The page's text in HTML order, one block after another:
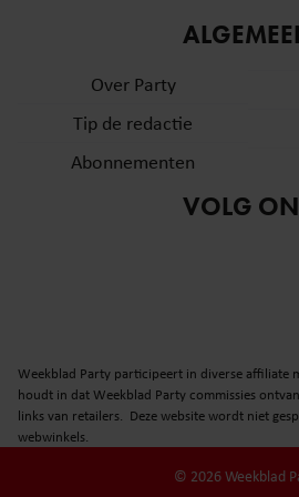
partners voor social media,
informatie die u aan ze heeft
verzameld op basis van uw
gebruiken.
Over Party
Tip de redactie
Abonnementen
VOLG
Weekblad Party participeert in diverse affiliate
houdt in dat Weekblad Party commissies
links van retailers. Deze website wordt niet
webwinkels.
© 2026 Weekblad